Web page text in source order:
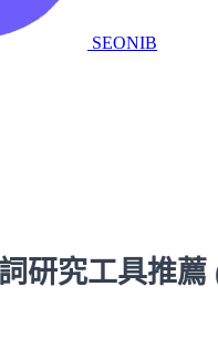
SEONIB
研究工具推薦